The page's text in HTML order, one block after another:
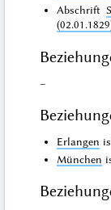
Abschrift
–
Erlangen
München